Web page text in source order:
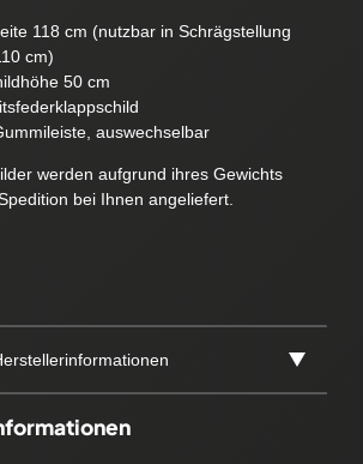
118 cm (nutzbar in Schrägstellung
cm)
50 cm
auswechselbar
werden aufgrund ihres Gewichts
bei Ihnen angeliefert.